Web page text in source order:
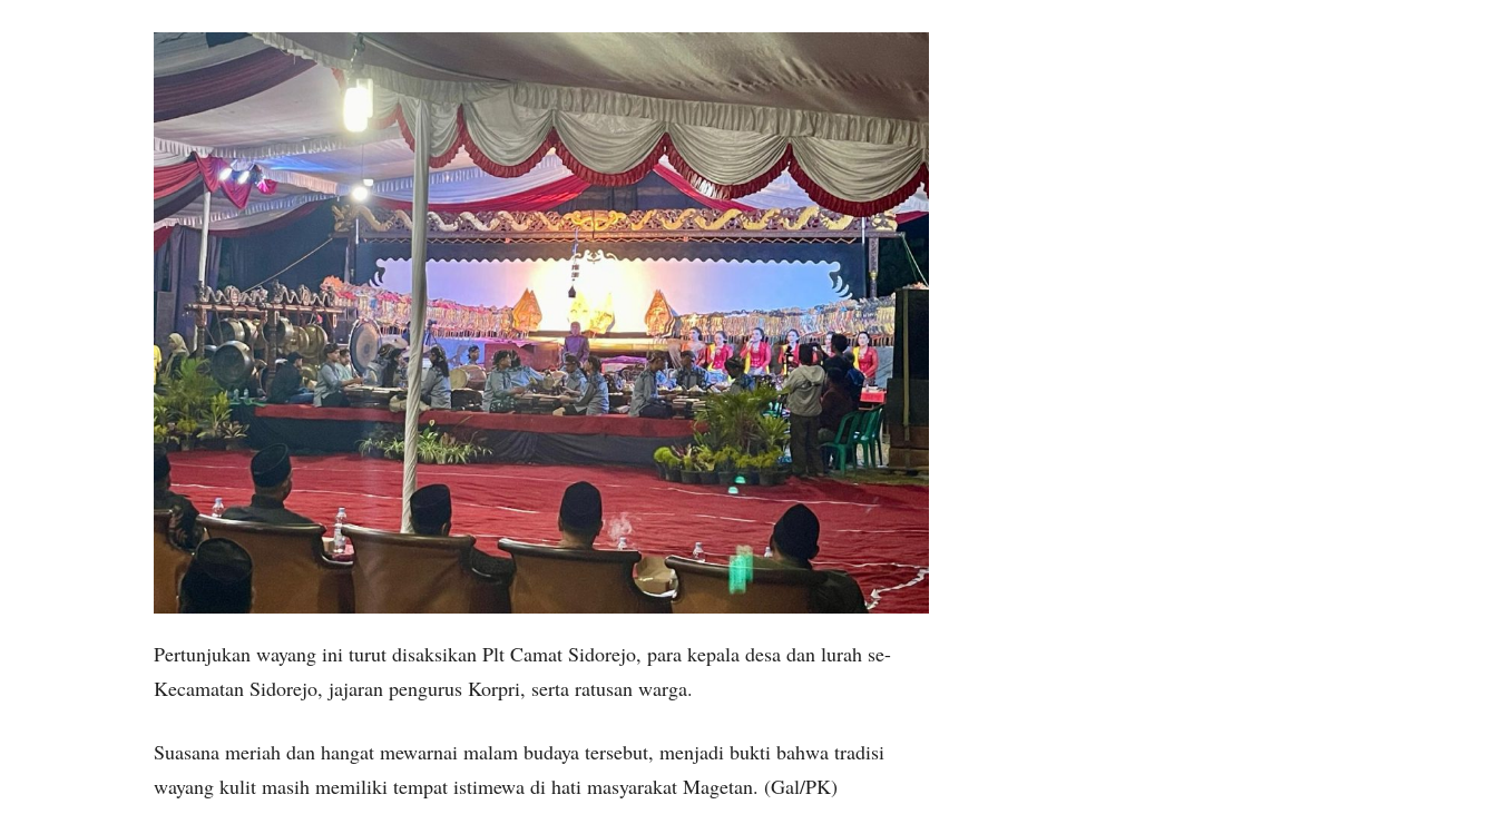
Pertunjukan wayang ini turut disaksikan Plt Camat Sidorejo, para kepala desa dan lurah se-
Kecamatan Sidorejo, jajaran pengurus Korpri, serta ratusan warga.
Suasana meriah dan hangat mewarnai malam budaya tersebut, menjadi bukti bahwa tradisi
wayang kulit masih memiliki tempat istimewa di hati masyarakat Magetan. (Gal/PK)